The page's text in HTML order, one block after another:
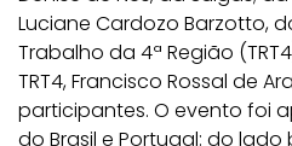
Luciane Cardozo Barzotto,
Trabalho da 4ª Região
TRT4, Francisco Rossal de
participantes. O evento foi
do Brasil e Portugal: do lado